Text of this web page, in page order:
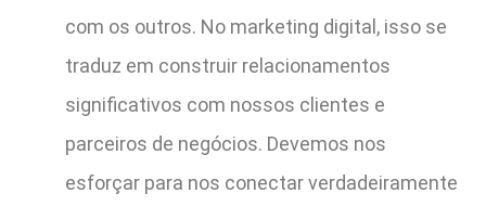
com os outros. No marketing digital, isso se
traduz em construir relacionamentos
significativos com nossos clientes e
parceiros de negócios. Devemos nos
esforçar para nos conectar verdadeiramente